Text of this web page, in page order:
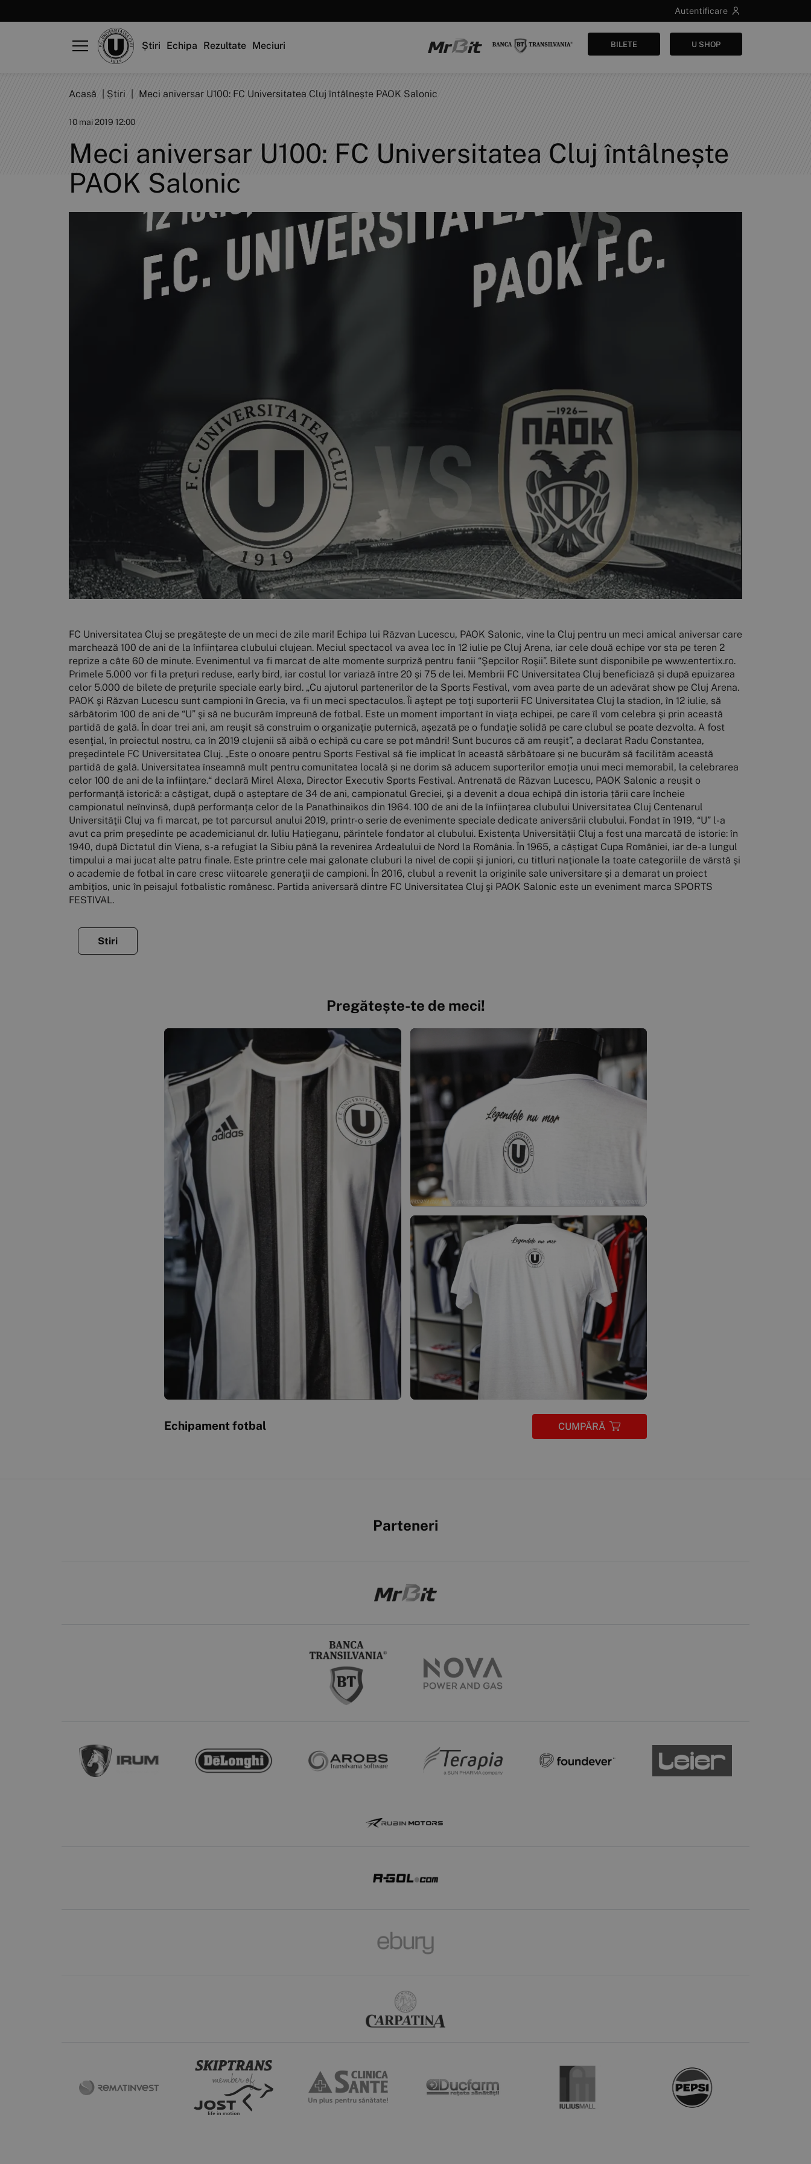
Autentificare
Știri Echipa Rezultate Meciuri BILETE U SHOP
Acasă Știri Meci aniversar U100: FC Universitatea Cluj întâlnește PAOK Salonic
10 mai 2019 12:00
Meci aniversar U100: FC Universitatea Cluj întâlnește
PAOK Salonic
FC Universitatea Cluj se pregătește de un meci de zile mari! Echipa lui Răzvan Lucescu, PAOK Salonic, vine la Cluj pentru un meci amical aniversar care
marchează 100 de ani de la înființarea clubului clujean. Meciul spectacol va avea loc în 12 iulie pe Cluj Arena, iar cele două echipe vor sta pe teren 2
reprize a câte 60 de minute. Evenimentul va fi marcat de alte momente surpriză pentru fanii “Şepcilor Roşii”. Bilete sunt disponibile pe www.entertix.ro.
Primele 5.000 vor fi la prețuri reduse, early bird, iar costul lor variază între 20 și 75 de lei. Membrii FC Universitatea Cluj beneficiază și după epuizarea
celor 5.000 de bilete de preţurile speciale early bird. „Cu ajutorul partenerilor de la Sports Festival, vom avea parte de un adevărat show pe Cluj Arena.
PAOK şi Răzvan Lucescu sunt campioni în Grecia, va fi un meci spectaculos. Îi aştept pe toţi suporterii FC Universitatea Cluj la stadion, în 12 iulie, să
sărbătorim 100 de ani de “U” şi să ne bucurăm împreună de fotbal. Este un moment important în viaţa echipei, pe care îl vom celebra şi prin această
partidă de gală. În doar trei ani, am reuşit să construim o organizaţie puternică, aşezată pe o fundaţie solidă pe care clubul se poate dezvolta. A fost
esenţial, în proiectul nostru, ca în 2019 clujenii să aibă o echipă cu care se pot mândri! Sunt bucuros că am reuşit”, a declarat Radu Constantea,
preşedintele FC Universitatea Cluj. „Este o onoare pentru Sports Festival să fie implicat în această sărbătoare și ne bucurăm să facilităm această
partidă de gală. Universitatea înseamnă mult pentru comunitatea locală și ne dorim să aducem suporterilor emoția unui meci memorabil, la celebrarea
celor 100 de ani de la înființare.“ declară Mirel Alexa, Director Executiv Sports Festival. Antrenată de Răzvan Lucescu, PAOK Salonic a reușit o
performanță istorică: a câștigat, după o așteptare de 34 de ani, campionatul Greciei, şi a devenit a doua echipă din istoria țării care încheie
campionatul neînvinsă, după performanța celor de la Panathinaikos din 1964. 100 de ani de la înființarea clubului Universitatea Cluj Centenarul
Universităţii Cluj va fi marcat, pe tot parcursul anului 2019, printr-o serie de evenimente speciale dedicate aniversării clubului. Fondat în 1919, “U” l-a
avut ca prim președinte pe academicianul dr. Iuliu Hațieganu, părintele fondator al clubului. Existența Universității Cluj a fost una marcată de istorie: în
1940, după Dictatul din Viena, s-a refugiat la Sibiu până la revenirea Ardealului de Nord la România. În 1965, a câștigat Cupa României, iar de-a lungul
timpului a mai jucat alte patru finale. Este printre cele mai galonate cluburi la nivel de copii şi juniori, cu titluri naţionale la toate categoriile de vârstă şi
o academie de fotbal în care cresc viitoarele generaţii de campioni. În 2016, clubul a revenit la originile sale universitare și a demarat un proiect
ambiţios, unic în peisajul fotbalistic românesc. Partida aniversară dintre FC Universitatea Cluj şi PAOK Salonic este un eveniment marca SPORTS
FESTIVAL.
Stiri
Pregătește-te de meci!
Echipament fotbal CUMPĂRĂ
Parteneri